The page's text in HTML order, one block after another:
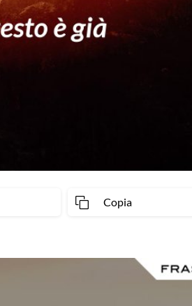
Copia